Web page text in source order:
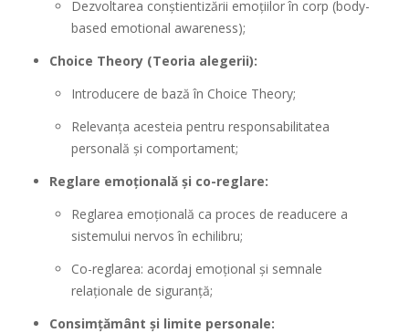
Dezvoltarea conștientizării emoțiilor în corp (body-
based emotional awareness);
Choice Theory (Teoria alegerii):
Introducere de bază în Choice Theory;
Relevanța acesteia pentru responsabilitatea
personală și comportament;
Reglare emoțională și co-reglare:
Reglarea emoțională ca proces de readucere a
sistemului nervos în echilibru;
Co-reglarea: acordaj emoțional și semnale
relaționale de siguranță;
Consimțământ și limite personale: